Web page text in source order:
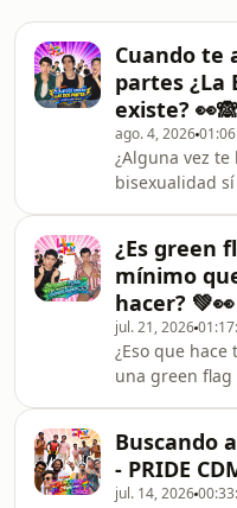
Cuando te
partes ¿La
existe? 👀🙈
ago. 4, 2026
¿Alguna vez
bisexualidad
creador de
platicar desde
varios
preguntas que
se hace. Entre
mucho
hablamos
prejuicios y por
¿Es green
mínimo
hacer? 💚👀
jul. 21, 2026
¿Eso que
una green
hablamos de
expectativas y
muchas veces
Buscando
- PRIDE
jul. 14, 2026